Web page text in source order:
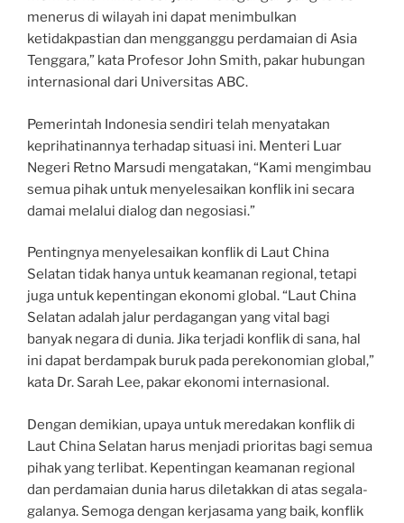
menerus di wilayah ini dapat menimbulkan
ketidakpastian dan mengganggu perdamaian di Asia
Tenggara,” kata Profesor John Smith, pakar hubungan
internasional dari Universitas ABC.
Pemerintah Indonesia sendiri telah menyatakan
keprihatinannya terhadap situasi ini. Menteri Luar
Negeri Retno Marsudi mengatakan, “Kami mengimbau
semua pihak untuk menyelesaikan konflik ini secara
damai melalui dialog dan negosiasi.”
Pentingnya menyelesaikan konflik di Laut China
Selatan tidak hanya untuk keamanan regional, tetapi
juga untuk kepentingan ekonomi global. “Laut China
Selatan adalah jalur perdagangan yang vital bagi
banyak negara di dunia. Jika terjadi konflik di sana, hal
ini dapat berdampak buruk pada perekonomian global,”
kata Dr. Sarah Lee, pakar ekonomi internasional.
Dengan demikian, upaya untuk meredakan konflik di
Laut China Selatan harus menjadi prioritas bagi semua
pihak yang terlibat. Kepentingan keamanan regional
dan perdamaian dunia harus diletakkan di atas segala-
galanya. Semoga dengan kerjasama yang baik, konflik